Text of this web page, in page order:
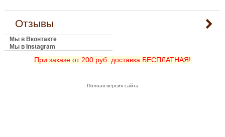
Отзывы
Мы в Вконтакте
Мы в Instagram
При заказе от 200 руб. доставка БЕСПЛАТНАЯ!
Полная версия сайта